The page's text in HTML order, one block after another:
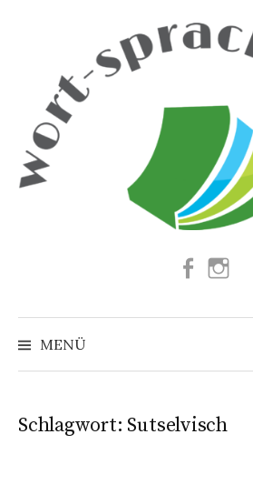
Facebook
MENÜ
Schlagwort: Sutselvisch